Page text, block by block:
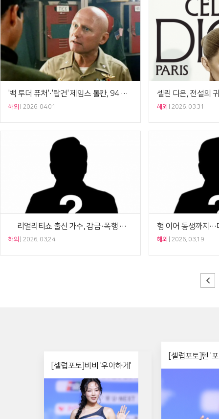
'백 투더 퓨처'·'탑건' 제임스 톨칸, 94 일기로 별세[Ce:월드뷰]
해외 2026. 04.01 해외 2026. 03.31
美 리얼리티쇼 출신 가수, 감금·폭행 혐의로 또 경찰 체포[Ce:월드뷰]
해외 2026. 03.24 해외 2026. 03.19
[셀럽포토]비비 '우아하게'
[셀럽포토]텐 '